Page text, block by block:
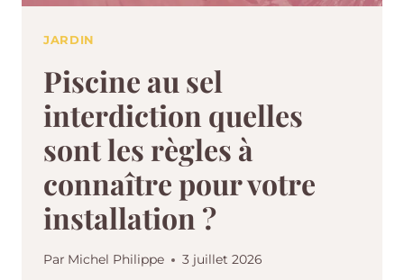
JARDIN
Piscine au sel
interdiction quelles
sont les règles à
connaître pour votre
installation ?
Par Michel Philippe 3 juillet 2026